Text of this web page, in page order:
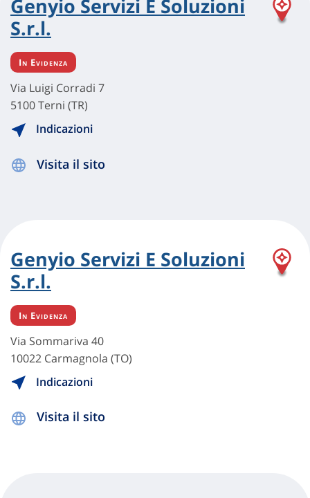
Genyio Servizi E Soluzioni
S.r.l.
In Evidenza
Via Luigi Corradi 7
5100 Terni (TR)
Indicazioni
Visita il sito
Genyio Servizi E Soluzioni
S.r.l.
In Evidenza
Via Sommariva 40
10022 Carmagnola (TO)
Indicazioni
Visita il sito